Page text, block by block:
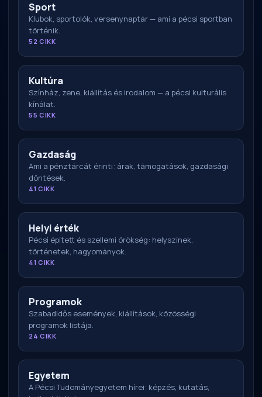
Sport
Klubok, sportolók, versenynaptár — ami a pécsi sportban
történik.
52 CIKK
Kultúra
Színház, zene, kiállítás és irodalom — a pécsi kulturális
kínálat.
55 CIKK
Gazdaság
Ami a pénztárcát érinti: árak, támogatások, gazdasági
döntések.
41 CIKK
Helyi érték
Pécsi épített és szellemi örökség: helyszínek,
történetek, hagyományok.
41 CIKK
Programok
Szabadidős események, kiállítások, közösségi
programok listája.
24 CIKK
Egyetem
A Pécsi Tudományegyetem hírei: képzés, kutatás,